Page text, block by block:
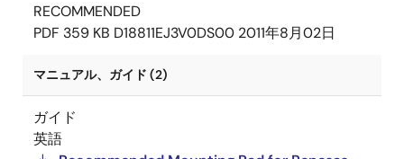
RECOMMENDED
PDF 359 KB D18811EJ3V0DS00 2011年8月02日
マニュアル、ガイド (2)
ガイド
英語